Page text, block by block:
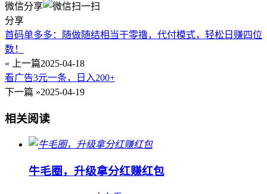
微信分享
分享
首码单多多：随做随结相当于零撸，代付模式，轻松日赚四位
数！
« 上一篇2025-04-18
看广告3元一条，日入200+
下一篇 »2025-04-19
相关阅读
牛毛圈，升级拿分红赚红包